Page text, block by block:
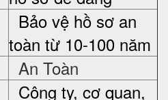
Bảo vệ hồ sơ an
toàn từ 10-100 năm
An Toàn
Công ty, cơ quan,